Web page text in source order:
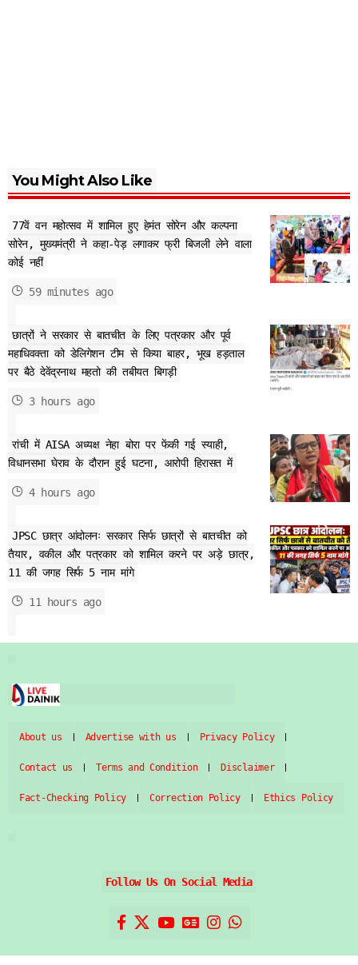
You Might Also Like
77वें वन महोत्सव में शामिल हुए हेमंत सोरेन और कल्पना
सोरेन, मुख्यमंत्री ने कहा-पेड़ लगाकर फ्री बिजली लेने वाला
कोई नहीं
59 minutes ago
छात्रों ने सरकार से बातचीत के लिए पत्रकार और पूर्व
महाधिवक्ता को डेलिगेशन टीम से किया बाहर, भूख हड़ताल
पर बैठे देवेंद्रनाथ महतो की तबीयत बिगड़ी
3 hours ago
रांची में AISA अध्यक्ष नेहा बोरा पर फेंकी गई स्याही,
विधानसभा घेराव के दौरान हुई घटना, आरोपी हिरासत में
4 hours ago
JPSC छात्र आंदोलनः सरकार सिर्फ छात्रों से बातचीत को
तैयार, वकील और पत्रकार को शामिल करने पर अड़े छात्र,
11 की जगह सिर्फ 5 नाम मांगे
11 hours ago
About us Advertise with us Privacy Policy
Contact us Terms and Condition Disclaimer
Fact-Checking Policy Correction Policy Ethics Policy
Follow Us On Social Media